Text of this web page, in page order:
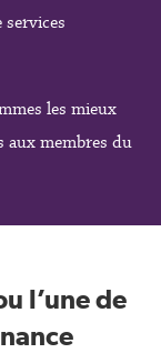
les mieux
aux membres du
l’une de